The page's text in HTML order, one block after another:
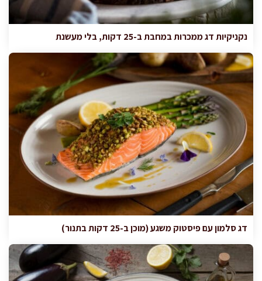
נקניקיות דג ממכרות במחבת ב-25 דקות, בלי מעשנת
דג סלמון עם פיסטוק משגע (מוכן ב-25 דקות בתנור)